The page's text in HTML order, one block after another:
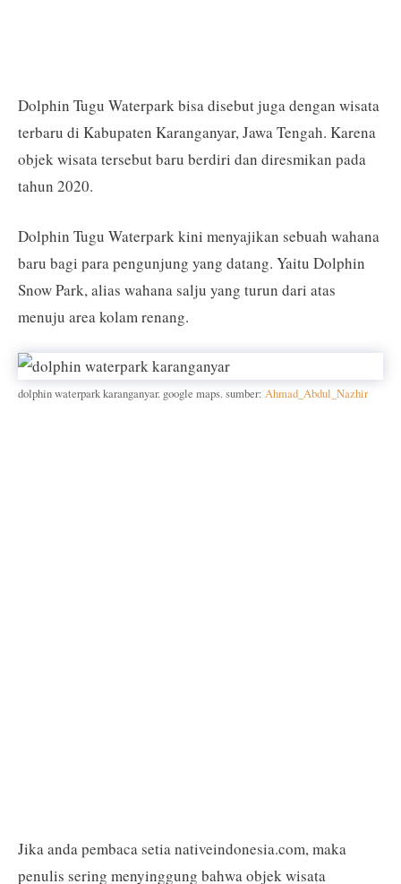
Dolphin Tugu Waterpark bisa disebut juga dengan wisata
terbaru di Kabupaten Karanganyar, Jawa Tengah. Karena
objek wisata tersebut baru berdiri dan diresmikan pada
tahun 2020.
Dolphin Tugu Waterpark kini menyajikan sebuah wahana
baru bagi para pengunjung yang datang. Yaitu Dolphin
Snow Park, alias wahana salju yang turun dari atas
menuju area kolam renang.
dolphin waterpark karanganyar. google maps. sumber: Ahmad_Abdul_Nazhir
Jika anda pembaca setia nativeindonesia.com, maka
penulis sering menyinggung bahwa objek wisata